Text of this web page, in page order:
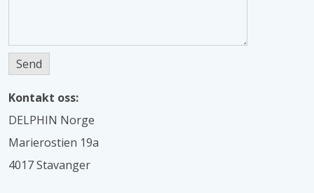
Kontakt oss:
DELPHIN Norge
Marierostien 19a
4017 Stavanger